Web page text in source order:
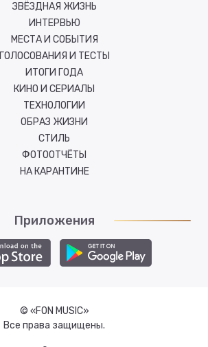
ЗВЁЗДНАЯ ЖИЗНЬ
ИНТЕРВЬЮ
МЕСТА И СОБЫТИЯ
ГОЛОСОВАНИЯ И ТЕСТЫ
ИТОГИ ГОДА
КИНО И СЕРИАЛЫ
ТЕХНОЛОГИИ
ОБРАЗ ЖИЗНИ
СТИЛЬ
ФОТООТЧЁТЫ
НА КАРАНТИНЕ
Приложения
© «FON MUSIC»
Все права защищены.